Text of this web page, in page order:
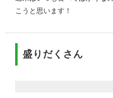
こうと思います！
盛りだくさん